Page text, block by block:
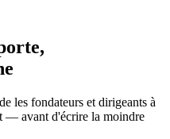
les fondateurs et dirigeants à
— avant d'écrire la moindre